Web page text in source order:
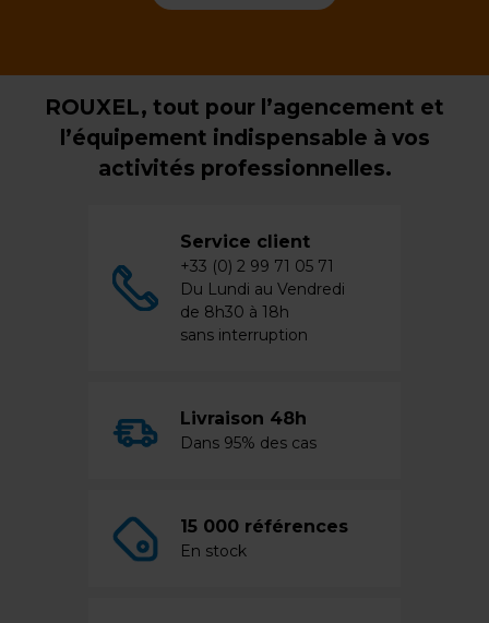
ROUXEL, tout pour l’agencement et
l’équipement indispensable à vos
activités professionnelles.
Service client
+33 (0) 2 99 71 05 71
Du Lundi au Vendredi
de 8h30 à 18h
sans interruption
Livraison 48h
Dans 95% des cas
15 000 références
En stock